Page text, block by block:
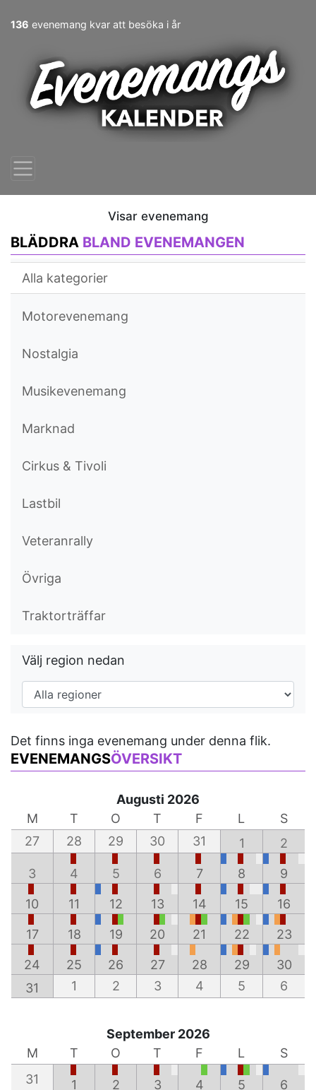
136 evenemang kvar att besöka i år
Visar evenemang
BLÄDDRA BLAND EVENEMANGEN
Alla kategorier
Motorevenemang
Nostalgia
Musikevenemang
Marknad
Cirkus & Tivoli
Lastbil
Veteranrally
Övriga
Traktorträffar
Välj region nedan
Det finns inga evenemang under denna flik.
EVENEMANGSÖVERSIKT
Augusti 2026
M
T O T F L
S
27
28 29 30 31 1 2
3 4 5 6 7 8 9
10 11 12 13 14 15 16
17 18 19 20 21 22 23
24 25 26 27 28 29
30
31
1 2 3 4 5 6
September 2026
M
T O T F L
S
31
1 2 3 4 5 6